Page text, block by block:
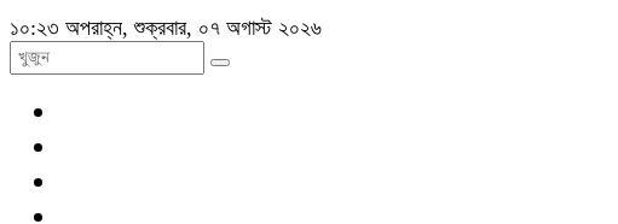
১০:২৩ অপরাহ্ন, শুক্রবার, ০৭ অগাস্ট ২০২৬